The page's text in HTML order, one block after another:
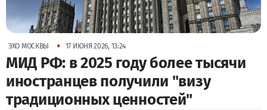
ЭХО МОСКВЫ • 17 ИЮНЯ 2026, 13:24
МИД РФ: в 2025 году более тысячи
иностранцев получили "визу
традиционных ценностей"